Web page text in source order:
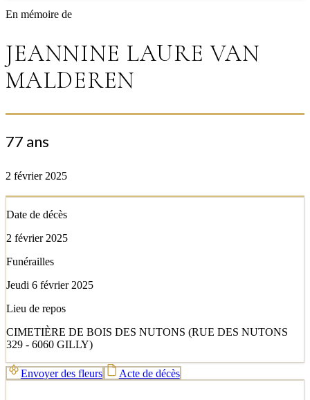
En mémoire de
JEANNINE LAURE VAN
MALDEREN
77 ans
2 février 2025
Date de décès
2 février 2025
Funérailles
Jeudi 6 février 2025
Lieu de repos
CIMETIÈRE DE BOIS DES NUTONS (RUE DES NUTONS
329 - 6060 GILLY)
Envoyer des fleurs Acte de décès